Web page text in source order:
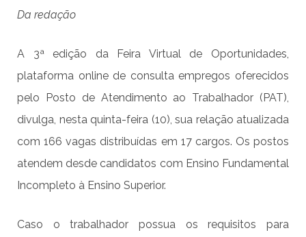
Da redação
A 3ª edição da Feira Virtual de Oportunidades,
plataforma online de consulta empregos oferecidos
pelo Posto de Atendimento ao Trabalhador (PAT),
divulga, nesta quinta-feira (10), sua relação atualizada
com 166 vagas distribuídas em 17 cargos. Os postos
atendem desde candidatos com Ensino Fundamental
Incompleto à Ensino Superior.
Caso o trabalhador possua os requisitos para